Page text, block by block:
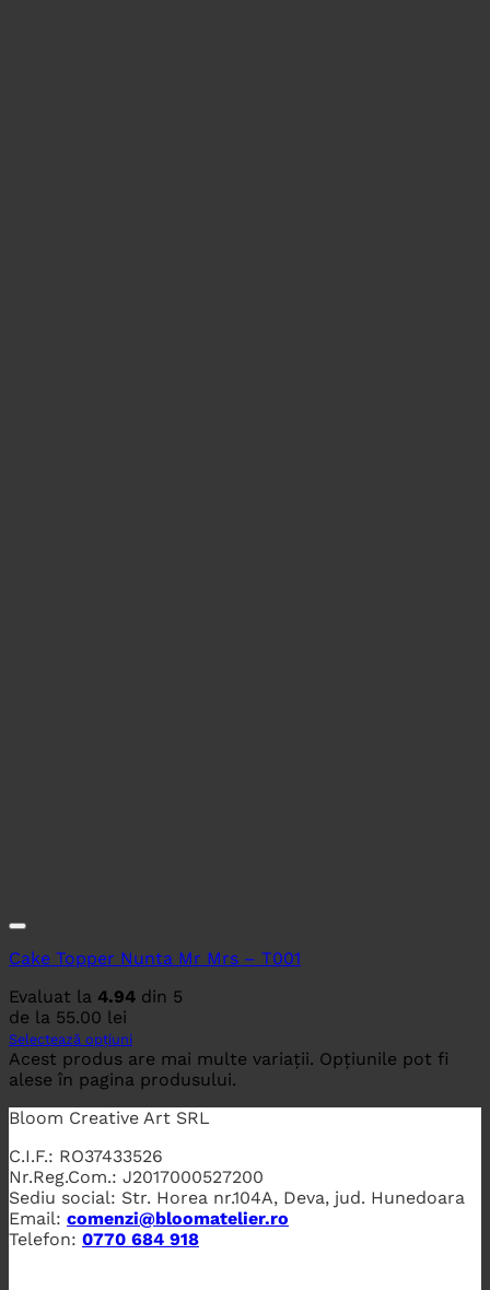
Cake Topper Nunta Mr Mrs – T001
Evaluat la 4.94 din 5
de la 55.00 lei
Selectează opțiuni
Acest produs are mai multe variații. Opțiunile pot fi
alese în pagina produsului.
Bloom Creative Art SRL
C.I.F.: RO37433526
Nr.Reg.Com.: J2017000527200
Sediu social: Str. Horea nr.104A, Deva, jud. Hunedoara
Email: comenzi@bloomatelier.ro
Telefon: 0770 684 918